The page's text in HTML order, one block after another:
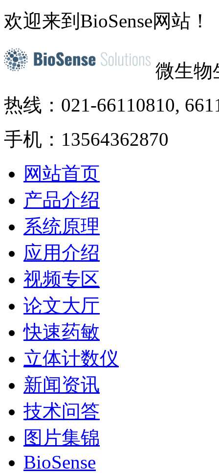
欢迎来到BioSense网站！
微生物
热线：021-66110810,
手机：13564362870
网站首页
产品介绍
系统原理
应用介绍
视频专区
论文大厅
快速药敏
立体计数仪
新闻资讯
技术问答
图片集锦
BioSense